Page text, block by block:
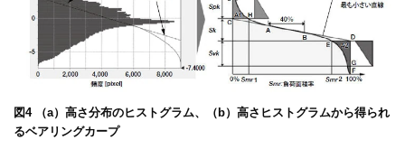
図4 （a）高さ分布のヒストグラム、（b）高さヒストグラムから得られ
るベアリングカープ